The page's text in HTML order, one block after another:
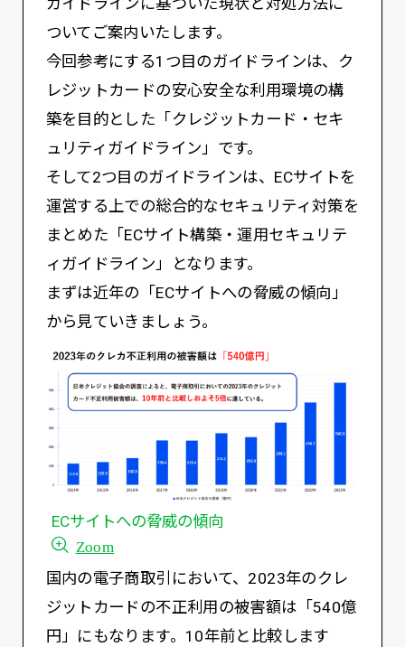
ついてご案内いたします。
今回参考にする1つ目のガイドラインは、ク
レジットカードの安心安全な利用環境の構
築を目的とした「クレジットカード・セキ
ュリティガイドライン」です。
そして2つ目のガイドラインは、ECサイトを
運営する上での総合的なセキュリティ対策を
まとめた「ECサイト構築・運用セキュリテ
ィガイドライン」となります。
まずは近年の「ECサイトへの脅威の傾向」
から見ていきましょう。
ECサイトへの脅威の傾向
Zoom
国内の電子商取引において、2023年のクレ
ジットカードの不正利用の被害額は「540億
円」にもなります。10年前と比較します